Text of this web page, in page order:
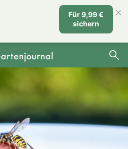
Für 9,99 €
sichern
×